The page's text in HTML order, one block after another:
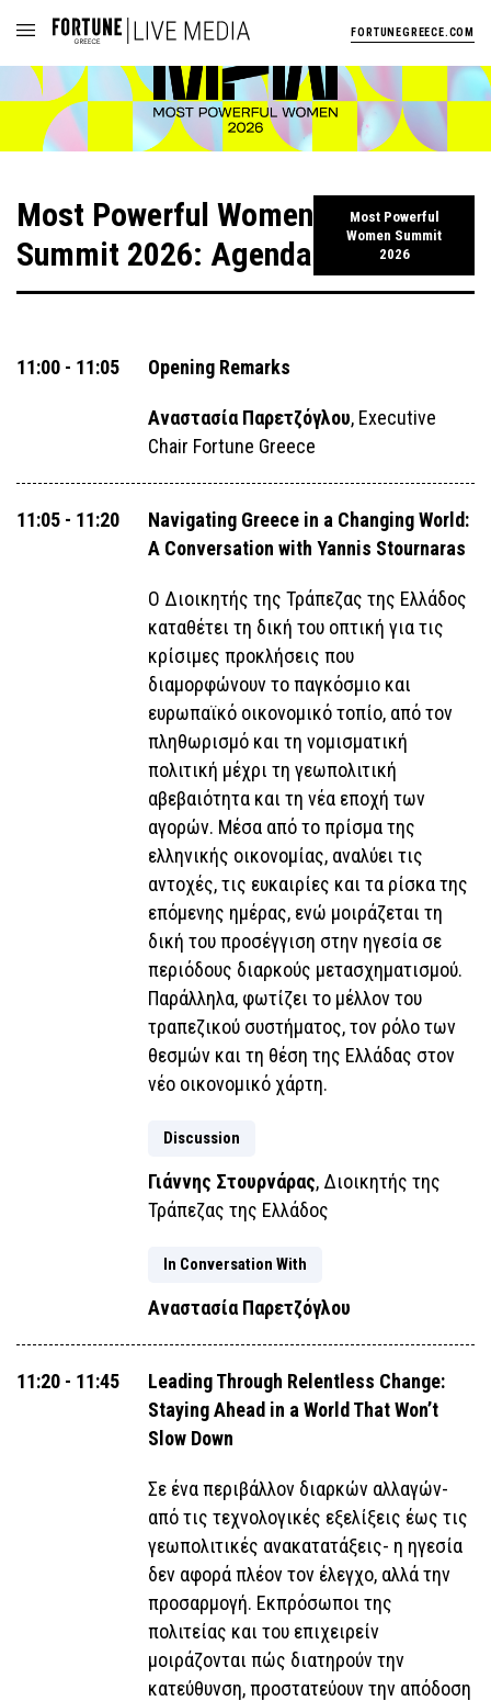
FORTUNEGREECE.COM
Most Powerful Women
Summit 2026: Agenda
Most Powerful
Women Summit
2026
11:00 - 11:05 Opening Remarks
Αναστασία Παρετζόγλου, Executive
Chair Fortune Greece
11:05 - 11:20
Navigating Greece in a Changing World:
A Conversation with Yannis Stournaras
Ο Διοικητής της Τράπεζας της Ελλάδος
καταθέτει τη δική του οπτική για τις
κρίσιμες προκλήσεις που
διαμορφώνουν το παγκόσμιο και
ευρωπαϊκό οικονομικό τοπίο, από τον
πληθωρισμό και τη νομισματική
πολιτική μέχρι τη γεωπολιτική
αβεβαιότητα και τη νέα εποχή των
αγορών. Μέσα από το πρίσμα της
ελληνικής οικονομίας, αναλύει τις
αντοχές, τις ευκαιρίες και τα ρίσκα της
επόμενης ημέρας, ενώ μοιράζεται τη
δική του προσέγγιση στην ηγεσία σε
περιόδους διαρκούς μετασχηματισμού.
Παράλληλα, φωτίζει το μέλλον του
τραπεζικού συστήματος, τον ρόλο των
θεσμών και τη θέση της Ελλάδας στον
νέο οικονομικό χάρτη.
Discussion
Γιάννης Στουρνάρας, Διοικητής της
Τράπεζας της Ελλάδος
In Conversation With
Αναστασία Παρετζόγλου
11:20 - 11:45
Leading Through Relentless Change:
Staying Ahead in a World That Won’t
Slow Down
Σε ένα περιβάλλον διαρκών αλλαγών-
από τις τεχνολογικές εξελίξεις έως τις
γεωπολιτικές ανακατατάξεις- η ηγεσία
δεν αφορά πλέον τον έλεγχο, αλλά την
προσαρμογή. Εκπρόσωποι της
πολιτείας και του επιχειρείν
μοιράζονται πώς διατηρούν την
κατεύθυνση, προστατεύουν την απόδοση